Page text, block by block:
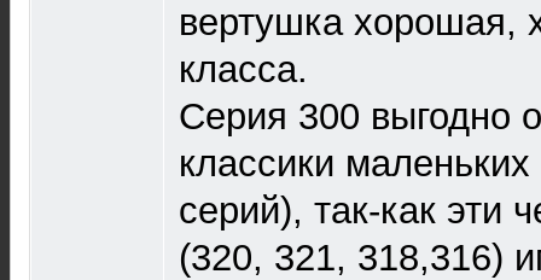
вертушка хорошая,
класса.
Серия 300 выгодно
классики
серий), так-как эти
(320, 321, 318,316)